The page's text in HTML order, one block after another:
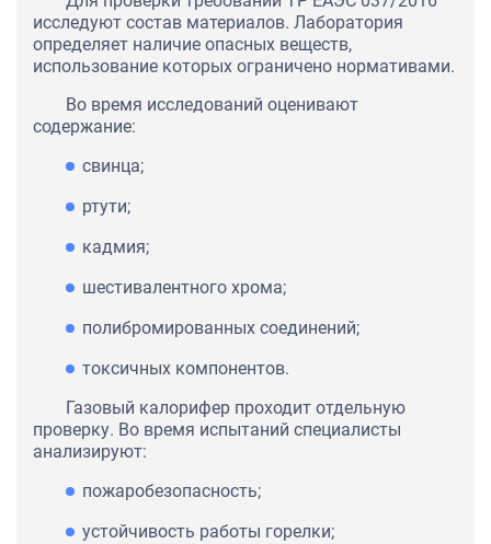
исследуют состав материалов. Лаборатория
определяет наличие опасных веществ,
использование которых ограничено нормативами.
Во время исследований оценивают
содержание:
свинца;
ртути;
кадмия;
шестивалентного хрома;
полибромированных соединений;
токсичных компонентов.
Газовый калорифер проходит отдельную
проверку. Во время испытаний специалисты
анализируют:
пожаробезопасность;
устойчивость работы горелки;